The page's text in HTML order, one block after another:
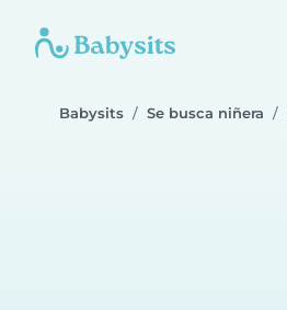
Babysits Se busca niñera